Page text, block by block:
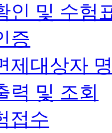
인 및 수험
증
제대상자
력 및 조회
접수